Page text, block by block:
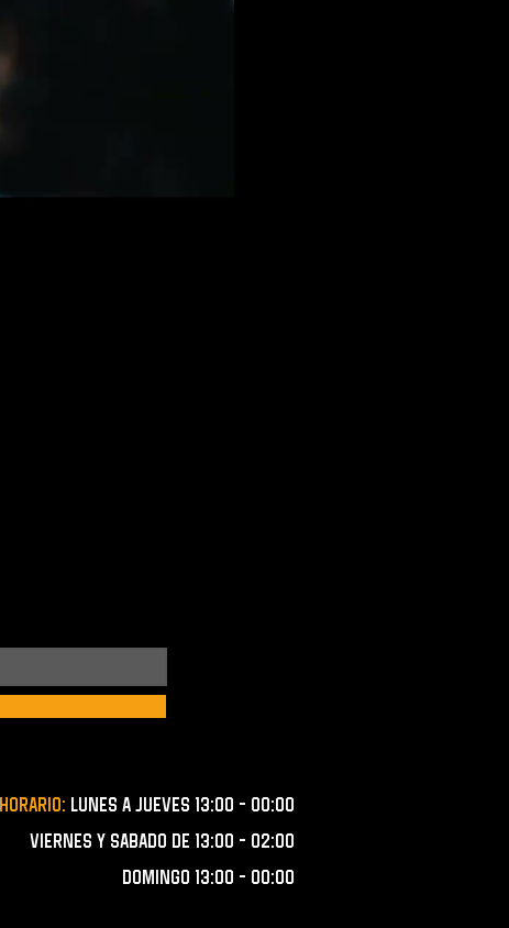
Horario: lunes a JUEVES 13:00 - 00:00
VIERNES Y SABADO de 13:00 - 02:00
domingo 13:00 - 00:00